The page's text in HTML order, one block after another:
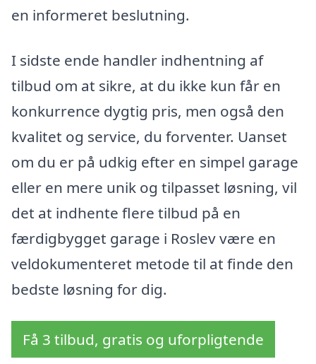
en informeret beslutning.
I sidste ende handler indhentning af
tilbud om at sikre, at du ikke kun får en
konkurrence dygtig pris, men også den
kvalitet og service, du forventer. Uanset
om du er på udkig efter en simpel garage
eller en mere unik og tilpasset løsning, vil
det at indhente flere tilbud på en
færdigbygget garage i Roslev være en
veldokumenteret metode til at finde den
bedste løsning for dig.
Få 3 tilbud, gratis og uforpligtende